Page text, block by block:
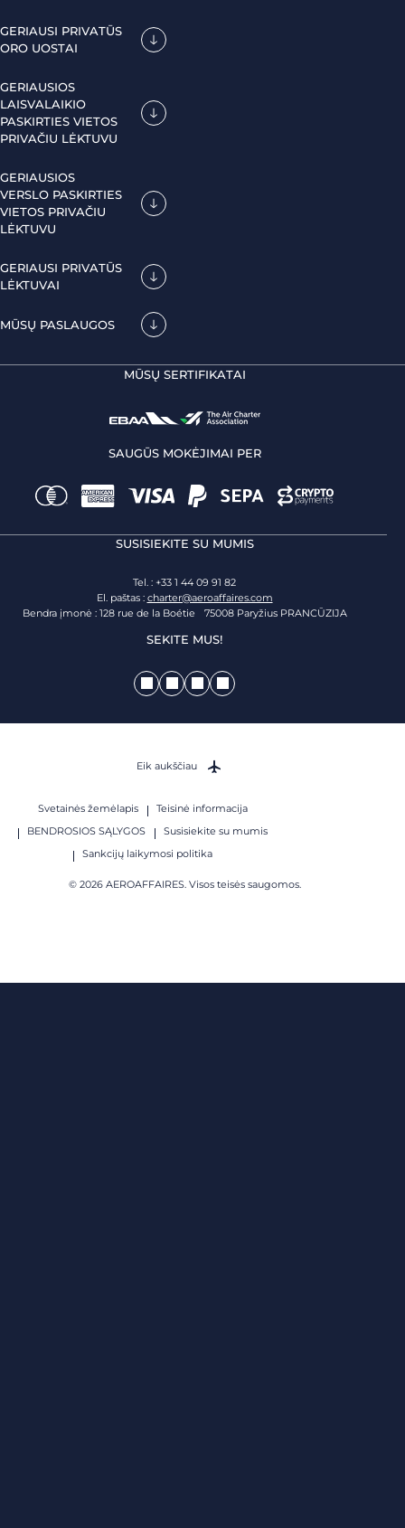
GERIAUSI PRIVATŪS
ORO UOSTAI
GERIAUSIOS
LAISVALAIKIO
PASKIRTIES VIETOS
PRIVAČIU LĖKTUVU
GERIAUSIOS
VERSLO PASKIRTIES
VIETOS PRIVAČIU
LĖKTUVU
GERIAUSI PRIVATŪS
LĖKTUVAI
MŪSŲ PASLAUGOS
MŪSŲ SERTIFIKATAI
SAUGŪS MOKĖJIMAI PER
SUSISIEKITE SU MUMIS
Tel. : +33 1 44 09 91 82
El. paštas : charter@aeroaffaires.com
Bendra įmonė : 128 rue de la Boétie 75008 Paryžius PRANCŪZIJA
SEKITE MUS!
Svetainės žemėlapis
Teisinė informacija
BENDROSIOS SĄLYGOS
Susisiekite su mumis
Sankcijų laikymosi politika
© 2026 AEROAFFAIRES. Visos teisės saugomos.
Eik aukščiau